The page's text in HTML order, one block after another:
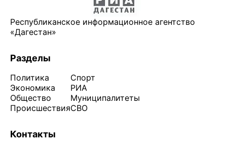
Республиканское информационное агентство
«Дагестан»
Разделы
Политика
Экономика
Общество
Происшествия
Спорт
РИА
Муниципалитеты
СВО
Контакты